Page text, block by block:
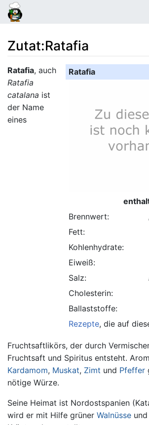
Zutat:Ratafia
Wechseln zu:Navigation
Ratafia
Brennwert:
Fett:
Kohlenhydrate:
Eiweiß:
Salz:
Cholesterin:
Ballaststoffe:
Rezepte, die auf
Ratafia, auch
Ratafia
catalana ist
der Name
eines
Fruchtsaftlikörs, der durch
Fruchtsaft und Spiritus entsteht.
Kardamom, Muskat, Zimt und Pfeffer
nötige Würze.
Seine Heimat ist Nordostspanien
wird er mit Hilfe grüner Walnüsse